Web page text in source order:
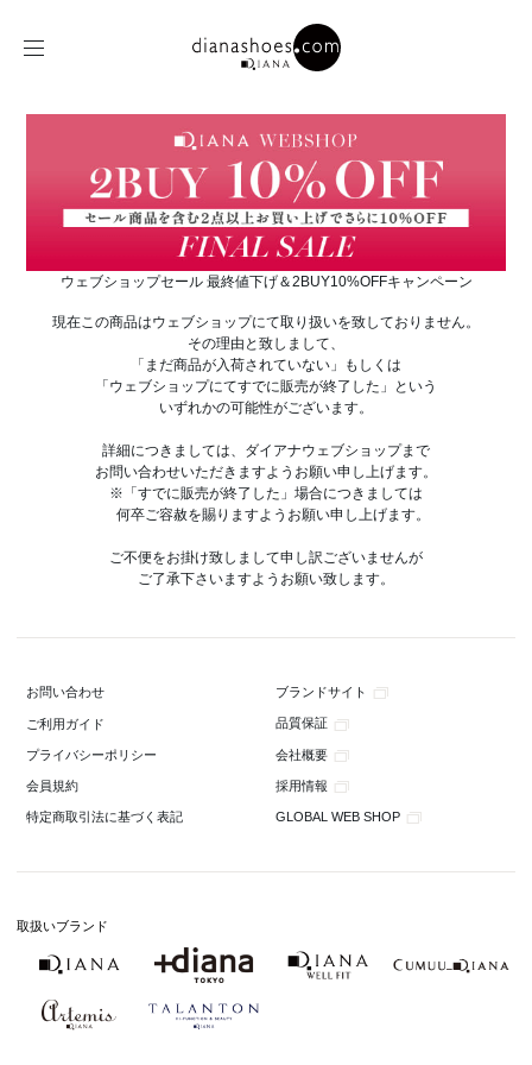
ウェブショップセール 最終値下げ＆2BUY10%OFFキャンペーン
現在この商品はウェブショップにて取り扱いを致しておりません。
その理由と致しまして、
「まだ商品が入荷されていない」もしくは
「ウェブショップにてすでに販売が終了した」という
いずれかの可能性がございます。
詳細につきましては、ダイアナウェブショップまで
お問い合わせいただきますようお願い申し上げます。
※「すでに販売が終了した」場合につきましては
何卒ご容赦を賜りますようお願い申し上げます。
ご不便をお掛け致しまして申し訳ございませんが
ご了承下さいますようお願い致します。
お問い合わせ ブランドサイト
ご利用ガイド 品質保証
プライバシーポリシー 会社概要
会員規約 採用情報
特定商取引法に基づく表記 GLOBAL WEB SHOP
取扱いブランド